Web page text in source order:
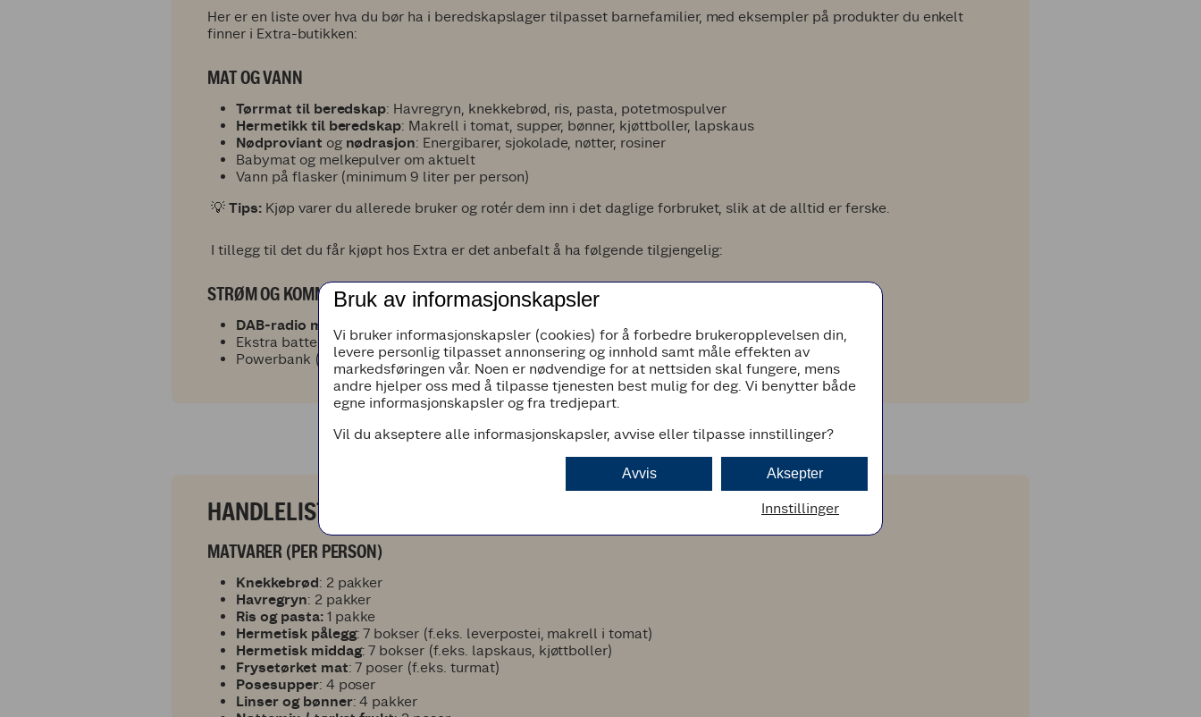
Her er en liste over hva du bør ha i beredskapslager tilpasset barnefamilier, med eksempler på produkter du enkelt
finner i Extra-butikken:
MAT OG VANN
Tørrmat til beredskap: Havregryn, knekkebrød, ris, pasta, potetmospulver
Hermetikk til beredskap: Makrell i tomat, supper, bønner, kjøttboller, lapskaus
Nødproviant og nødrasjon: Energibarer, sjokolade, nøtter, rosiner
Babymat og melkepulver om aktuelt
Vann på flasker (minimum 9 liter per person)
💡 Tips:Kjøp varer du allerede bruker og rotér dem inn i det daglige forbruket, slik at de alltid er ferske.
I tillegg til det du får kjøpt hos Extra er det anbefalt å ha følgende tilgjengelig:
STRØM OG KOMMUNIKASJON
DAB-radio med batteri – viktig i beredskap
dersom mobilnettet svikter
Ekstra batterier (AA og AAA)
Powerbank (helst solcelledrevet)
HANDLELISTE FOR DAGLIGVARER TIL 7 DAGER
MATVARER (PER PERSON)
Knekkebrød: 2 pakker
Havregryn: 2 pakker
Ris og pasta: 1 pakke
Hermetisk pålegg: 7 bokser (f.eks. leverpostei, makrell i tomat)
Hermetisk middag: 7 bokser (f.eks. lapskaus, kjøttboller)
Frysetørket mat: 7 poser (f.eks. turmat)
Posesupper: 4 poser
Linser og bønner: 4 pakker
Bruk av informasjonskapsler
Vi bruker informasjonskapsler (cookies) for å forbedre brukeropplevelsen din,
levere personlig tilpasset annonsering og innhold samt måle effekten av
markedsføringen vår. Noen er nødvendige for at nettsiden skal fungere, mens
andre hjelper oss med å tilpasse tjenesten best mulig for deg. Vi benytter både
egne informasjonskapsler og fra tredjepart.
Vil du akseptere alle informasjonskapsler, avvise eller tilpasse innstillinger?
Aksepter
Avvis
Innstillinger